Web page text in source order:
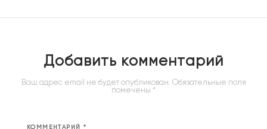
Добавить комментарий
Ваш адрес email не будет опубликован. Обязательные поля
помечены *
КОММЕНТАРИЙ *